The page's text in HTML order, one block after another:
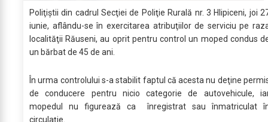
Poliţiştii din cadrul Secţiei de Poliţie Rurală nr. 3 Hlipiceni, joi
iunie, aflându-se în exercitarea atribuţiilor de serviciu pe
localităţii Răuseni, au oprit pentru control un moped condus
un bărbat de 45 de ani.
În urma controlului s-a stabilit faptul că acesta nu deţine
de conducere pentru nicio categorie de autovehicule,
mopedul nu figurează ca înregistrat sau înmatriculat
circulaţie.